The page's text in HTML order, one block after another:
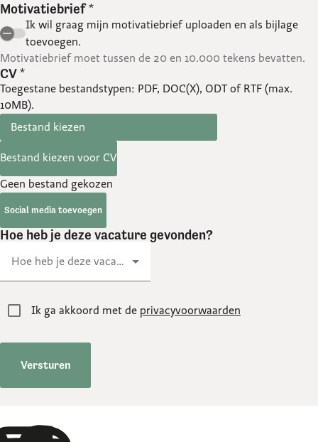
Motivatiebrief*
Ik wil graag mijn motivatiebrief uploaden en als bijlage
toevoegen.
Motivatiebrief moet tussen de 20 en 10.000 tekens bevatten.
CV*
Toegestane bestandstypen: PDF, DOC(X), ODT of RTF (max.
10MB).
Bestand kiezen voor CV
Geen bestand gekozen
Social media toevoegen
Hoe heb je deze vacature gevonden?
Hoe heb je deze vacature gevonden?
Ik ga akkoord met de privacyvoorwaarden
Versturen